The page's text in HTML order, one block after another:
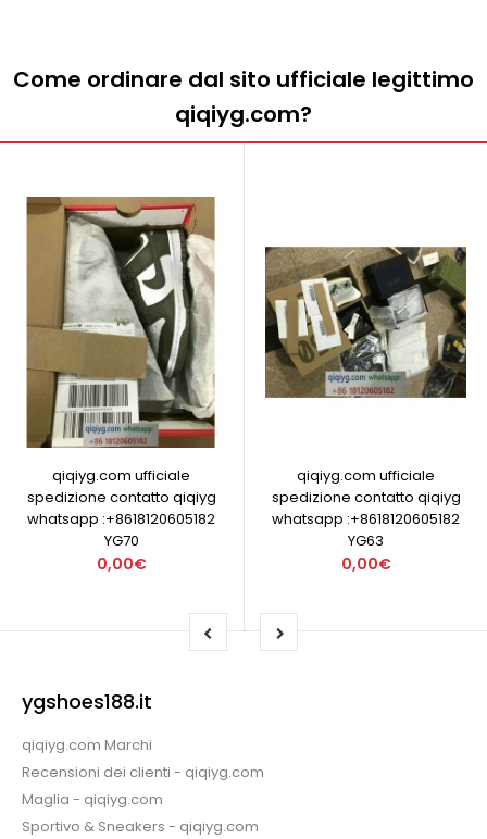
Come ordinare dal sito ufficiale legittimo
qiqiyg.com?
qiqiyg.com ufficiale
spedizione contatto qiqiyg
whatsapp :+8618120605182
YG70
0,00€
qiqiyg.com ufficiale
spedizione contatto qiqiyg
whatsapp :+8618120605182
YG63
0,00€
ygshoes188.it
qiqiyg.com Marchi
Recensioni dei clienti - qiqiyg.com
Maglia - qiqiyg.com
Sportivo & Sneakers - qiqiyg.com